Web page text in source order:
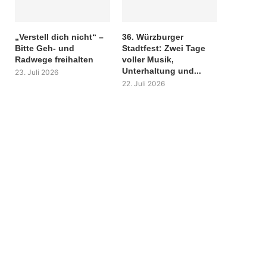
„Verstell dich nicht“ –
Bitte Geh- und
Radwege freihalten
23. Juli 2026
36. Würzburger
Stadtfest: Zwei Tage
voller Musik,
Unterhaltung und...
22. Juli 2026